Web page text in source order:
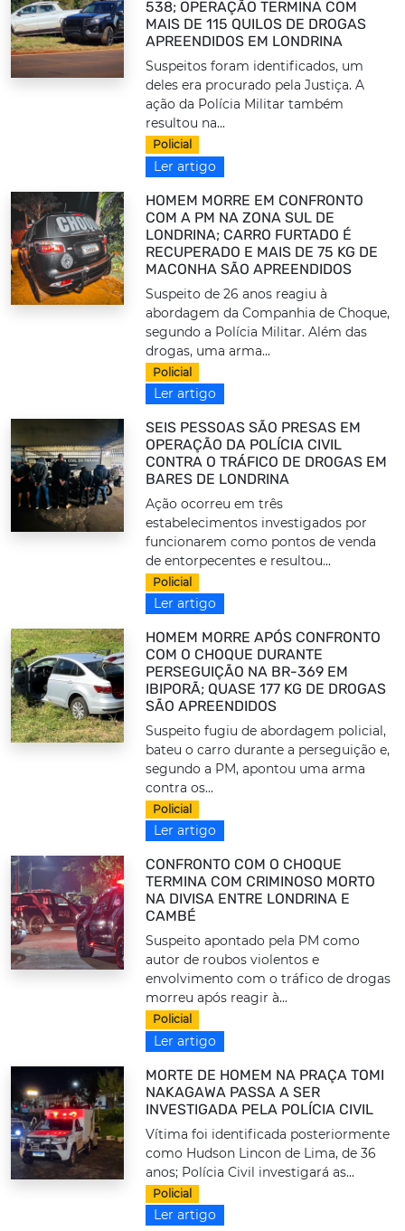
538; OPERAÇÃO TERMINA COM
MAIS DE 115 QUILOS DE DROGAS
APREENDIDOS EM LONDRINA
Suspeitos foram identificados, um
deles era procurado pela Justiça. A
ação da Polícia Militar também
resultou na...
Policial
Ler artigo
HOMEM MORRE EM CONFRONTO
COM A PM NA ZONA SUL DE
LONDRINA; CARRO FURTADO É
RECUPERADO E MAIS DE 75 KG DE
MACONHA SÃO APREENDIDOS
Suspeito de 26 anos reagiu à
abordagem da Companhia de Choque,
segundo a Polícia Militar. Além das
drogas, uma arma...
Policial
Ler artigo
SEIS PESSOAS SÃO PRESAS EM
OPERAÇÃO DA POLÍCIA CIVIL
CONTRA O TRÁFICO DE DROGAS EM
BARES DE LONDRINA
Ação ocorreu em três
estabelecimentos investigados por
funcionarem como pontos de venda
de entorpecentes e resultou...
Policial
Ler artigo
HOMEM MORRE APÓS CONFRONTO
COM O CHOQUE DURANTE
PERSEGUIÇÃO NA BR-369 EM
IBIPORÃ; QUASE 177 KG DE DROGAS
SÃO APREENDIDOS
Suspeito fugiu de abordagem policial,
bateu o carro durante a perseguição e,
segundo a PM, apontou uma arma
contra os...
Policial
Ler artigo
CONFRONTO COM O CHOQUE
TERMINA COM CRIMINOSO MORTO
NA DIVISA ENTRE LONDRINA E
CAMBÉ
Suspeito apontado pela PM como
autor de roubos violentos e
envolvimento com o tráfico de drogas
morreu após reagir à...
Policial
Ler artigo
MORTE DE HOMEM NA PRAÇA TOMI
NAKAGAWA PASSA A SER
INVESTIGADA PELA POLÍCIA CIVIL
Vítima foi identificada posteriormente
como Hudson Lincon de Lima, de 36
anos; Polícia Civil investigará as...
Policial
Ler artigo